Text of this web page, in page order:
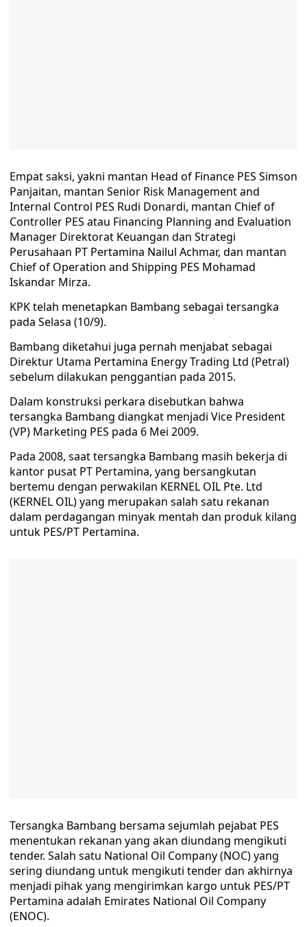
Empat saksi, yakni mantan Head of Finance PES Simson
Panjaitan, mantan Senior Risk Management and
Internal Control PES Rudi Donardi, mantan Chief of
Controller PES atau Financing Planning and Evaluation
Manager Direktorat Keuangan dan Strategi
Perusahaan PT Pertamina Nailul Achmar, dan mantan
Chief of Operation and Shipping PES Mohamad
Iskandar Mirza.
KPK telah menetapkan Bambang sebagai tersangka
pada Selasa (10/9).
Bambang diketahui juga pernah menjabat sebagai
Direktur Utama Pertamina Energy Trading Ltd (Petral)
sebelum dilakukan penggantian pada 2015.
Dalam konstruksi perkara disebutkan bahwa
tersangka Bambang diangkat menjadi Vice President
(VP) Marketing PES pada 6 Mei 2009.
Pada 2008, saat tersangka Bambang masih bekerja di
kantor pusat PT Pertamina, yang bersangkutan
bertemu dengan perwakilan KERNEL OIL Pte. Ltd
(KERNEL OIL) yang merupakan salah satu rekanan
dalam perdagangan minyak mentah dan produk kilang
untuk PES/PT Pertamina.
Tersangka Bambang bersama sejumlah pejabat PES
menentukan rekanan yang akan diundang mengikuti
tender. Salah satu National Oil Company (NOC) yang
sering diundang untuk mengikuti tender dan akhirnya
menjadi pihak yang mengirimkan kargo untuk PES/PT
Pertamina adalah Emirates National Oil Company
(ENOC).